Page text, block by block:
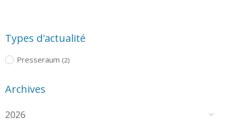
Types d'actualité
Presseraum (2)
Archives
2026